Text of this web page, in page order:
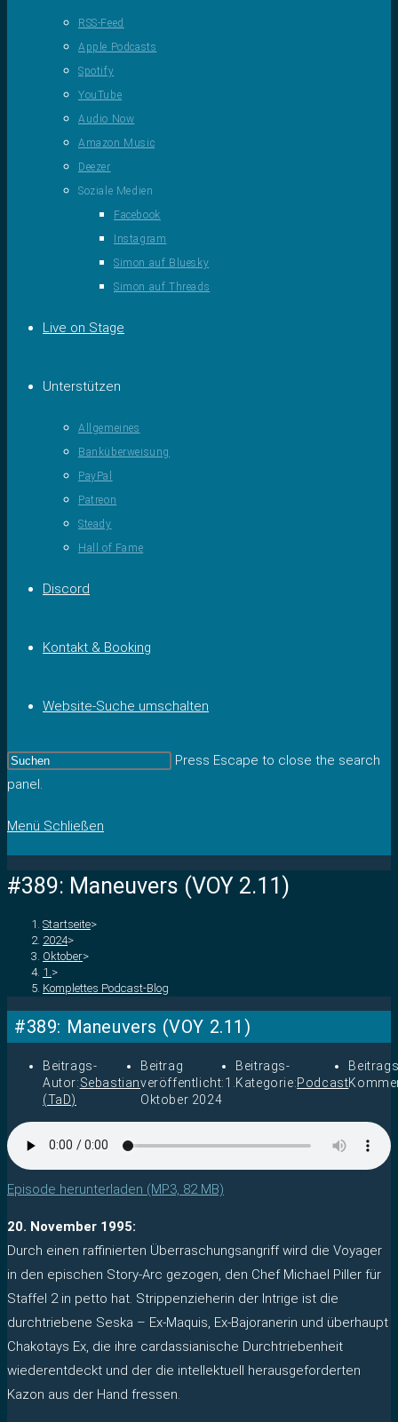
RSS-Feed
Apple Podcasts
Spotify
YouTube
Audio Now
Amazon Music
Deezer
Soziale Medien
Facebook
Instagram
Simon auf Bluesky
Simon auf Threads
Live on Stage
Unterstützen
Allgemeines
Banküberweisung
PayPal
Patreon
Steady
Hall of Fame
Discord
Kontakt & Booking
Website-Suche umschalten
Press Escape to close the search
panel.
Menü Schließen
#389: Maneuvers (VOY 2.11)
Startseite>
2024>
Oktober>
1. >
Komplettes Podcast-Blog
#389: Maneuvers (VOY 2.11)
Beitrags-
Autor:Sebastian
(TaD)
Beitrag
veröffentlicht:1.
Oktober 2024
Beitrags-
Kategorie:Podcast
Episode herunterladen (MP3, 82 MB)
20. November 1995:
Durch einen raffinierten Überraschungsangriff wird die Voyager
in den epischen Story-Arc gezogen, den Chef Michael Piller für
Staffel 2 in petto hat. Strippenzieherin der Intrige ist die
durchtriebene Seska – Ex-Maquis, Ex-Bajoranerin und überhaupt
Chakotays Ex, die ihre cardassianische Durchtriebenheit
wiederentdeckt und der die intellektuell herausgeforderten
Kazon aus der Hand fressen.